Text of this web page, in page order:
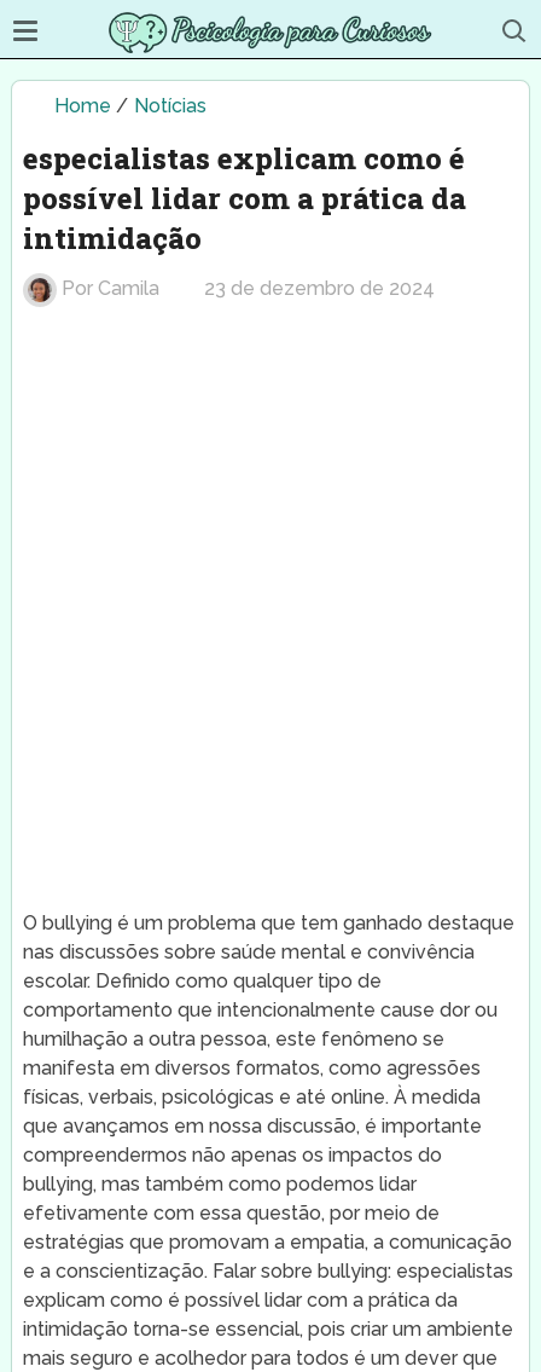
Home / Notícias
especialistas explicam como é
possível lidar com a prática da
intimidação
Por Camila 23 de dezembro de 2024
O bullying é um problema que tem ganhado destaque
nas discussões sobre saúde mental e convivência
escolar. Definido como qualquer tipo de
comportamento que intencionalmente cause dor ou
humilhação a outra pessoa, este fenômeno se
manifesta em diversos formatos, como agressões
físicas, verbais, psicológicas e até online. À medida
que avançamos em nossa discussão, é importante
compreendermos não apenas os impactos do
bullying, mas também como podemos lidar
efetivamente com essa questão, por meio de
estratégias que promovam a empatia, a comunicação
e a conscientização. Falar sobre bullying: especialistas
explicam como é possível lidar com a prática da
intimidação torna-se essencial, pois criar um ambiente
mais seguro e acolhedor para todos é um dever que